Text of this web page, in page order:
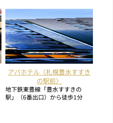
アパホテル〈札幌豊水すすき
の駅前〉
地下鉄東豊線「豊水すすきの
駅」（6番出口）から徒歩1分